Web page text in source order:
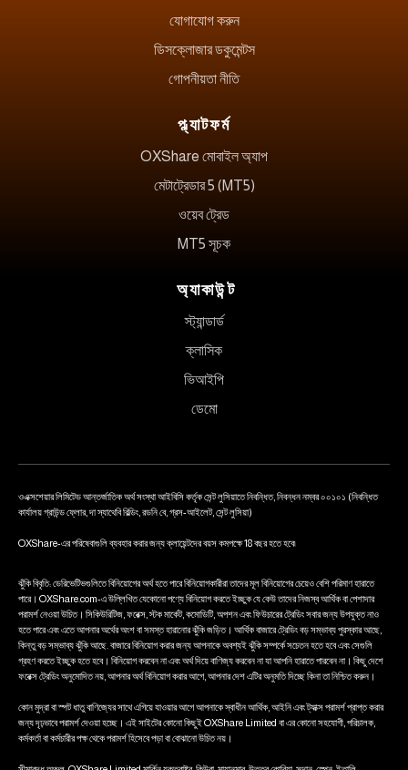
যোগাযোগ করুন
ডিসক্লোজার ডকুমেন্টস
গোপনীয়তা নীতি
প্ল্যাটফর্ম
OXShare মোবাইল অ্যাপ
মেটাট্রেডার 5 (MT5)
ওয়েব ট্রেড
MT5 সূচক
অ্যাকাউন্ট
স্ট্যান্ডার্ড
ক্লাসিক
ভিআইপি
ডেমো
ওএক্সশেয়ার লিমিটেড আন্তর্জাতিক অর্থ সংস্থা আইবিসি কর্তৃক সেন্ট লুসিয়াতে নিবন্ধিত, নিবন্ধন নম্বর ০০১০১ (নিবন্ধিত
কার্যালয় গ্রাউন্ড ফ্লোর, দা স্যাথেবি বিল্ডিং, রডনি বে, গ্রস-আইলেট, সেন্ট লুসিয়া)
OXShare-এর পরিষেবাগুলি ব্যবহার করার জন্য ক্লায়েন্টদের বয়স কমপক্ষে 18 বছর হতে হবে৷
ঝুঁকি বিবৃতি: ডেরিভেটিভগুলিতে বিনিয়োগের অর্থ হতে পারে বিনিয়োগকারীরা তাদের মূল বিনিয়োগের চেয়েও বেশি পরিমাণ হারাতে
পারে। OXShare.com-এ উল্লিখিত যেকোনো পণ্যে বিনিয়োগ করতে ইচ্ছুক যে কেউ তাদের নিজস্ব আর্থিক বা পেশাদার
পরামর্শ নেওয়া উচিত। সিকিউরিটিজ, ফরেক্স, স্টক মার্কেট, কমোডিটি, অপশন এবং ফিউচারের ট্রেডিং সবার জন্য উপযুক্ত নাও
হতে পারে এবং এতে আপনার অর্থের অংশ বা সমস্ত হারানোর ঝুঁকি জড়িত। আর্থিক বাজারে ট্রেডিং বড় সম্ভাব্য পুরস্কার আছে,
কিন্তু বড় সম্ভাব্য ঝুঁকি আছে. বাজারে বিনিয়োগ করার জন্য আপনাকে অবশ্যই ঝুঁকি সম্পর্কে সচেতন হতে হবে এবং সেগুলি
গ্রহণ করতে ইচ্ছুক হতে হবে। বিনিয়োগ করবেন না এবং অর্থ দিয়ে বাণিজ্য করবেন না যা আপনি হারাতে পারবেন না। কিছু দেশে
ফরেক্স ট্রেডিং অনুমোদিত নয়, আপনার অর্থ বিনিয়োগ করার আগে, আপনার দেশ এটির অনুমতি দিচ্ছে কিনা তা নিশ্চিত করুন।
কোন মুদ্রা বা স্পট ধাতু বাণিজ্যের সাথে এগিয়ে যাওয়ার আগে আপনাকে স্বাধীন আর্থিক, আইনি এবং ট্যাক্স পরামর্শ প্রাপ্ত করার
জন্য দৃঢ়ভাবে পরামর্শ দেওয়া হচ্ছে। এই সাইটের কোনো কিছুই OXShare Limited বা এর কোনো সহযোগী, পরিচালক,
কর্মকর্তা বা কর্মচারীর পক্ষ থেকে পরামর্শ হিসেবে পড়া বা বোঝানো উচিত নয়।